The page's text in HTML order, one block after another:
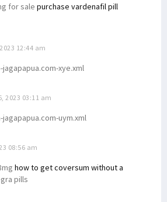
for sale purchase vardenafil pill
12:44 am
xye.xml
2023 03:11 am
uym.xml
08:56 am
how to get coversum without a
pills